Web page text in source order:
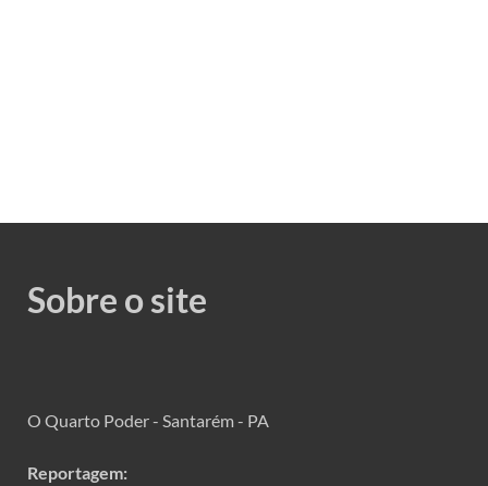
Sobre o site
O Quarto Poder - Santarém - PA
Reportagem: